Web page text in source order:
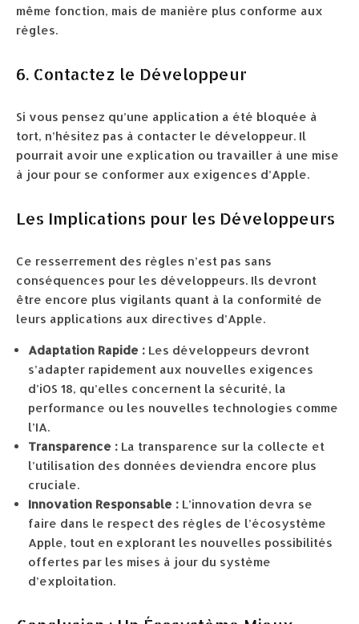
même fonction, mais de manière plus conforme aux
règles.
6. Contactez le Développeur
Si vous pensez qu’une application a été bloquée à
tort, n’hésitez pas à contacter le développeur. Il
pourrait avoir une explication ou travailler à une mise
à jour pour se conformer aux exigences d’Apple.
Les Implications pour les Développeurs
Ce resserrement des règles n’est pas sans
conséquences pour les développeurs. Ils devront
être encore plus vigilants quant à la conformité de
leurs applications aux directives d’Apple.
Adaptation Rapide : Les développeurs devront
s’adapter rapidement aux nouvelles exigences
d’iOS 18, qu’elles concernent la sécurité, la
performance ou les nouvelles technologies comme
l’IA.
Transparence : La transparence sur la collecte et
l’utilisation des données deviendra encore plus
cruciale.
Innovation Responsable : L’innovation devra se
faire dans le respect des règles de l’écosystème
Apple, tout en explorant les nouvelles possibilités
offertes par les mises à jour du système
d’exploitation.